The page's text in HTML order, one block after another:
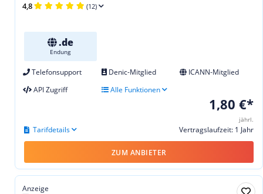
4,8 (12)
.de
Endung
Telefonsupport Denic-Mitglied
ICANN-Mitglied
API Zugriff
Alle Funktionen
1,80 €*
jährl.
Vertragslaufzeit: 1 Jahr
Tarifdetails
ZUM ANBIETER
Anzeige